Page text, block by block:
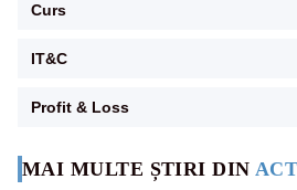
MAI MULTE ȘTIRI DIN
Curs
IT&C
Profit & Loss